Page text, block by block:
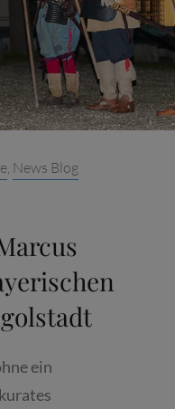
News Blog
ein